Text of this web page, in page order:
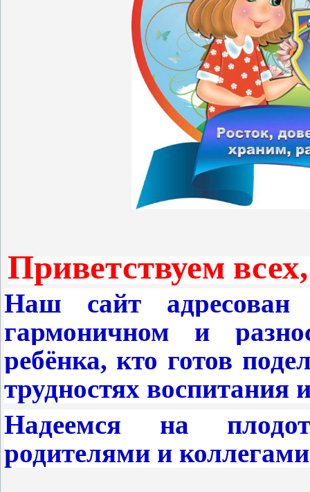
Приветствуем
Наш сайт адресован
гармоничном и
ребёнка, кто готов
трудностях воспитания
Надеемся на
родителями и